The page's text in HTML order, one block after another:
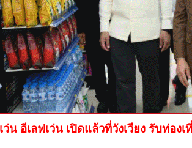
ว่น อีเลฟเว่น เปิดแล้วที่วังเวียง รับท่อง